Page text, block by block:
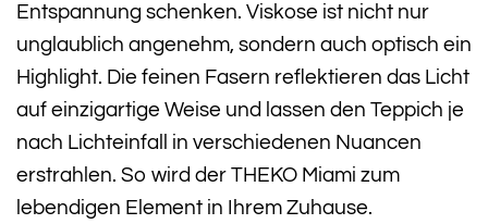
Entspannung schenken. Viskose ist nicht nur
unglaublich angenehm, sondern auch optisch ein
Highlight. Die feinen Fasern reflektieren das Licht
auf einzigartige Weise und lassen den Teppich je
nach Lichteinfall in verschiedenen Nuancen
erstrahlen. So wird der THEKO Miami zum
lebendigen Element in Ihrem Zuhause.